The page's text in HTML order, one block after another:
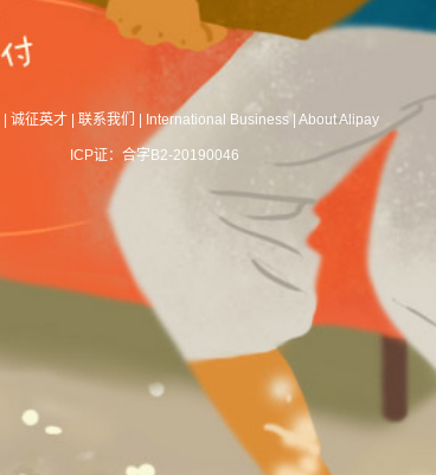
诚征英才 联系我们 International Business About Alipay
ICP证：合字B2-20190046